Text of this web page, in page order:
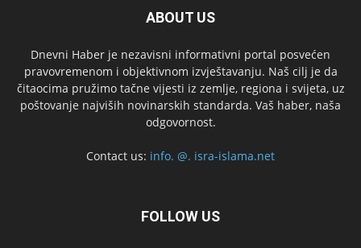
ABOUT US
Dnevni Haber je nezavisni informativni portal posvećen
pravovremenom i objektivnom izvještavanju. Naš cilj je da
čitaocima pružimo tačne vijesti iz zemlje, regiona i svijeta, uz
poštovanje najviših novinarskih standarda. Vaš haber, naša
odgovornost.
Contact us: info. @. isra-islama.net
FOLLOW US